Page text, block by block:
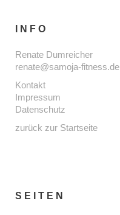
INFO
Renate Dumreicher
renate@samoja-fitness.de
Kontakt
Impressum
Datenschutz
zurück zur Startseite
SEITEN